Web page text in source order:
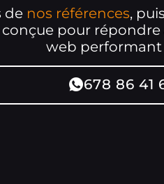
de nos références,
pour
web performant
678 86 41